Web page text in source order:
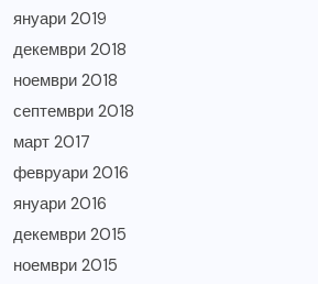
януари 2019
декември 2018
ноември 2018
септември 2018
март 2017
февруари 2016
януари 2016
декември 2015
ноември 2015